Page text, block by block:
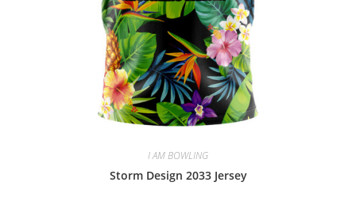
I AM BOWLING
Storm Design 2033 Jersey